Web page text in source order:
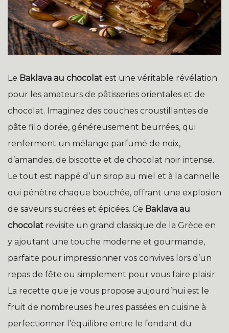
Le Baklava au chocolat est une véritable révélation
pour les amateurs de pâtisseries orientales et de
chocolat. Imaginez des couches croustillantes de
pâte filo dorée, généreusement beurrées, qui
renferment un mélange parfumé de noix,
d’amandes, de biscotte et de chocolat noir intense.
Le tout est nappé d’un sirop au miel et à la cannelle
qui pénètre chaque bouchée, offrant une explosion
de saveurs sucrées et épicées. Ce Baklava au
chocolat revisite un grand classique de la Grèce en
y ajoutant une touche moderne et gourmande,
parfaite pour impressionner vos convives lors d’un
repas de fête ou simplement pour vous faire plaisir.
La recette que je vous propose aujourd’hui est le
fruit de nombreuses heures passées en cuisine à
perfectionner l’équilibre entre le fondant du